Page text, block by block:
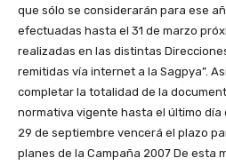
que sólo se considerarán para ese
efectuadas hasta el 31 de marzo
realizadas en las distintas
remitidas vía internet a la Sagpya”.
completar la totalidad de la
normativa vigente hasta el último día
29 de septiembre vencerá el plazo
planes de la Campaña 2007 De esta